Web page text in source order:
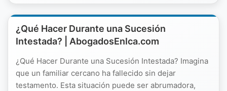
¿Qué Hacer Durante una Sucesión
Intestada? | AbogadosEnIca.com
¿Qué Hacer Durante una Sucesión Intestada? Imagina
que un familiar cercano ha fallecido sin dejar
testamento. Esta situación puede ser abrumadora,